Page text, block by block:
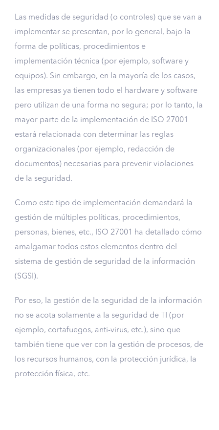
Las medidas de seguridad (o controles) que se van a
implementar se presentan, por lo general, bajo la
forma de políticas, procedimientos e
implementación técnica (por ejemplo, software y
equipos). Sin embargo, en la mayoría de los casos,
las empresas ya tienen todo el hardware y software
pero utilizan de una forma no segura; por lo tanto, la
mayor parte de la implementación de ISO 27001
estará relacionada con determinar las reglas
organizacionales (por ejemplo, redacción de
documentos) necesarias para prevenir violaciones
de la seguridad.
Como este tipo de implementación demandará la
gestión de múltiples políticas, procedimientos,
personas, bienes, etc., ISO 27001 ha detallado cómo
amalgamar todos estos elementos dentro del
sistema de gestión de seguridad de la información
(SGSI).
Por eso, la gestión de la seguridad de la información
no se acota solamente a la seguridad de TI (por
ejemplo, cortafuegos, anti-virus, etc.), sino que
también tiene que ver con la gestión de procesos, de
los recursos humanos, con la protección jurídica, la
protección física, etc.